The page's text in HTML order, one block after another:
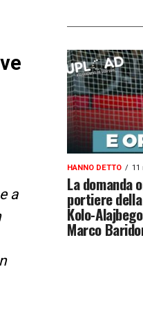
a
HANNO DETTO 11
La domanda
portiere
Kolo-
Marco